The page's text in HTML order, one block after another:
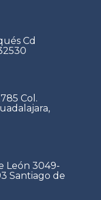
Cd
Col.
León 3049-
Santiago de